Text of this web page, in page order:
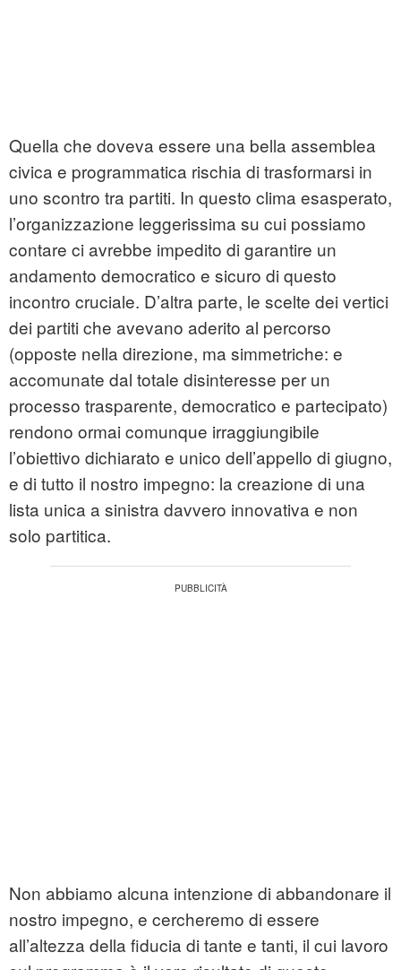
Quella che doveva essere una bella assemblea
civica e programmatica rischia di trasformarsi in
uno scontro tra partiti. In questo clima esasperato,
l’organizzazione leggerissima su cui possiamo
contare ci avrebbe impedito di garantire un
andamento democratico e sicuro di questo
incontro cruciale. D’altra parte, le scelte dei vertici
dei partiti che avevano aderito al percorso
(opposte nella direzione, ma simmetriche: e
accomunate dal totale disinteresse per un
processo trasparente, democratico e partecipato)
rendono ormai comunque irraggiungibile
l’obiettivo dichiarato e unico dell’appello di giugno,
e di tutto il nostro impegno: la creazione di una
lista unica a sinistra davvero innovativa e non
solo partitica.
Non abbiamo alcuna intenzione di abbandonare il
nostro impegno, e cercheremo di essere
all’altezza della fiducia di tante e tanti, il cui lavoro